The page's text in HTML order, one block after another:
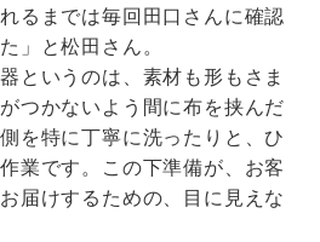
るまでは毎回田口さんに確認
」と松田さん。
というのは、素材も形もさま
つかないよう間に布を挟んだ
を特に丁寧に洗ったりと、ひ
業です。この下準備が、お客
届けするための、目に見えな